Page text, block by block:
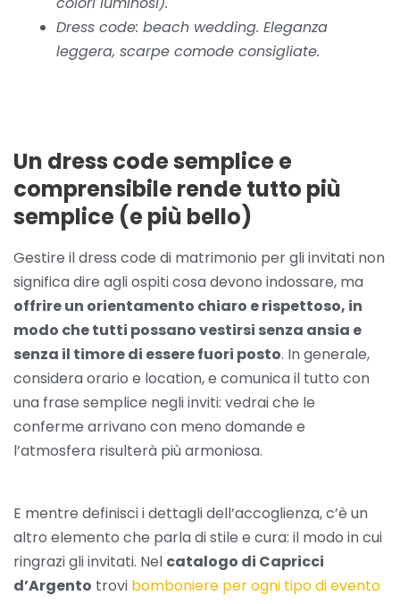
Dress code: beach wedding. Eleganza
leggera, scarpe comode consigliate.
Un dress code semplice e
comprensibile rende tutto più
semplice (e più bello)
Gestire il dress code di matrimonio per gli invitati non
significa dire agli ospiti cosa devono indossare, ma
offrire un orientamento chiaro e rispettoso, in
modo che tutti possano vestirsi senza ansia e
senza il timore di essere fuori posto. In generale,
considera orario e location, e comunica il tutto con
una frase semplice negli inviti: vedrai che le
conferme arrivano con meno domande e
l’atmosfera risulterà più armoniosa.
E mentre definisci i dettagli dell’accoglienza, c’è un
altro elemento che parla di stile e cura: il modo in cui
ringrazi gli invitati. Nel catalogo di Capricci
d’Argento trovi bomboniere per ogni tipo di evento